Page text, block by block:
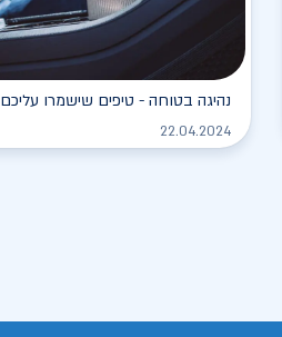
נהיגה בטוחה - טיפים שישמרו עליכם
22.04.2024